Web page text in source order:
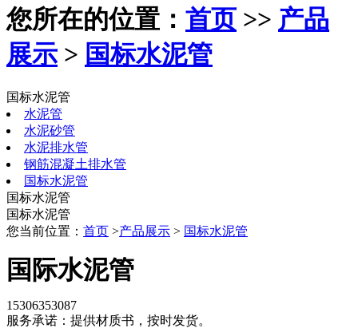
您所在的位置： 首页 >> 产品
展示 > 国标水泥管
国标水泥管
水泥管
水泥砂管
水泥排水管
钢筋混凝土排水管
国标水泥管
国标水泥管
国标水泥管
您当前位置： 首页 >产品展示 > 国标水泥管
国际水泥管
15306353087
服务承诺：提供材质书，按时发货。